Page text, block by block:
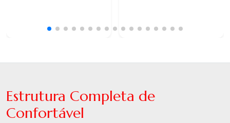
Estrutura Completa de
Confortável